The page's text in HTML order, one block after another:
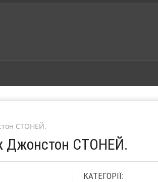
СТОНЕЙ.
Джонстон СТОНЕЙ.
КАТЕГОРІЇ: